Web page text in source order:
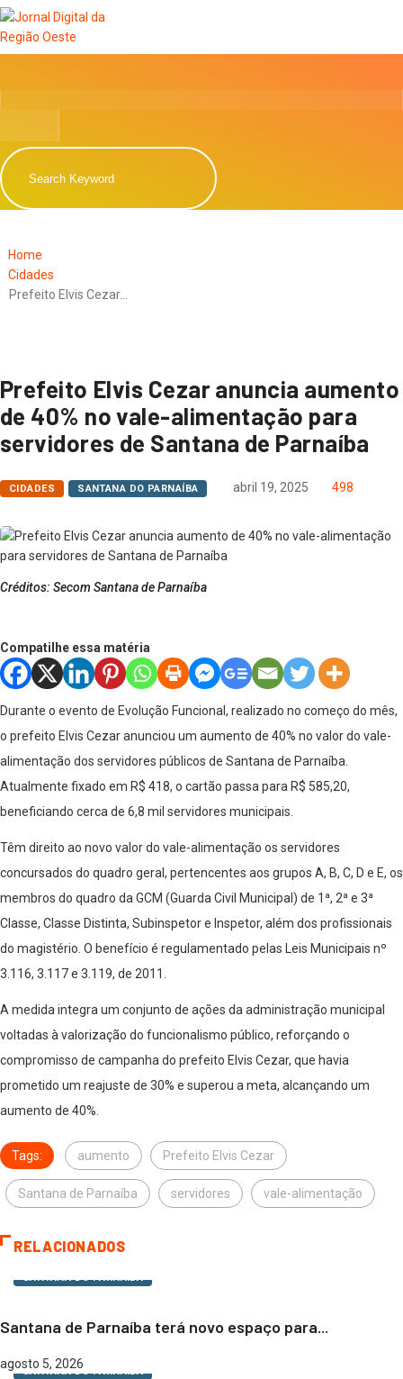
Home
Cidades
Prefeito Elvis Cezar…
Prefeito Elvis Cezar anuncia aumento
de 40% no vale-alimentação para
servidores de Santana de Parnaíba
CIDADES SANTANA DO PARNAÍBA abril 19, 2025 498
Créditos: Secom Santana de Parnaíba
Compatilhe essa matéria
Durante o evento de Evolução Funcional, realizado no começo do mês,
o prefeito Elvis Cezar anunciou um aumento de 40% no valor do vale-
alimentação dos servidores públicos de Santana de Parnaíba.
Atualmente fixado em R$ 418, o cartão passa para R$ 585,20,
beneficiando cerca de 6,8 mil servidores municipais.
Têm direito ao novo valor do vale-alimentação os servidores
concursados ​​do quadro geral, pertencentes aos grupos A, B, C, D e E, os
membros do quadro da GCM (Guarda Civil Municipal) de 1ª, 2ª e 3ª
Classe, Classe Distinta, Subinspetor e Inspetor, além dos profissionais
do magistério. O benefício é regulamentado pelas Leis Municipais nº
3.116, 3.117 e 3.119, de 2011.
A medida integra um conjunto de ações da administração municipal
voltadas à valorização do funcionalismo público, reforçando o
compromisso de campanha do prefeito Elvis Cezar, que havia
prometido um reajuste de 30% e superou a meta, alcançando um
aumento de 40%.
Tags: aumento Prefeito Elvis Cezar
Santana de Parnaíba servidores vale-alimentação
RELACIONADOS
Santana de Parnaíba terá novo espaço para...
agosto 5, 2026
SANTANA DO PARNAÍBA